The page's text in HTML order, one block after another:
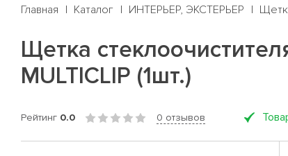
Главная Каталог ИНТЕРЬЕР, ЭКСТЕРЬЕР
Щетка
MULTICLIP (1шт.)
Рейтинг 0.0 0 отзывов